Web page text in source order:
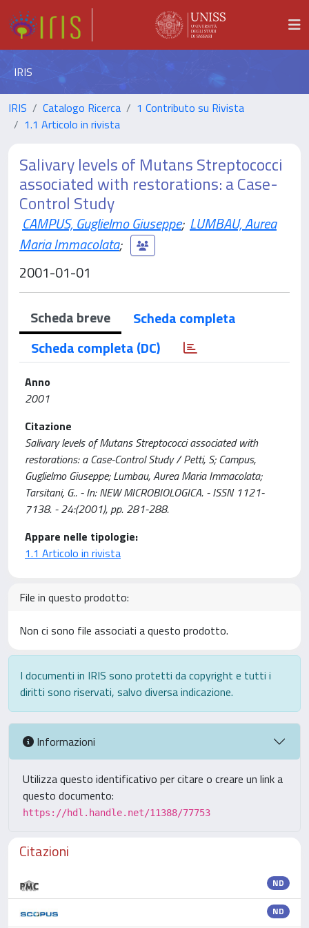
IRIS
IRIS Catalogo Ricerca
1 Contributo su Rivista
1.1 Articolo in rivista
Salivary levels of Mutans Streptococci
associated with restorations: a Case-
Control Study
CAMPUS, Guglielmo Giuseppe; LUMBAU, Aurea
Maria Immacolata;
2001-01-01
Scheda breve
Scheda completa
Scheda completa (DC)
Anno
2001
Citazione
Salivary levels of Mutans Streptococci associated with
restorations: a Case-Control Study / Petti, S; Campus,
Guglielmo Giuseppe; Lumbau, Aurea Maria Immacolata;
Tarsitani, G.. - In: NEW MICROBIOLOGICA. - ISSN 1121-
7138. - 24:(2001), pp. 281-288.
Appare nelle tipologie:
1.1 Articolo in rivista
File in questo prodotto:
Non ci sono file associati a questo prodotto.
I documenti in IRIS sono protetti da copyright e tutti i
diritti sono riservati, salvo diversa indicazione.
Informazioni
Utilizza questo identificativo per citare o creare un link a
questo documento:
https://hdl.handle.net/11388/77753
Citazioni
ND
ND